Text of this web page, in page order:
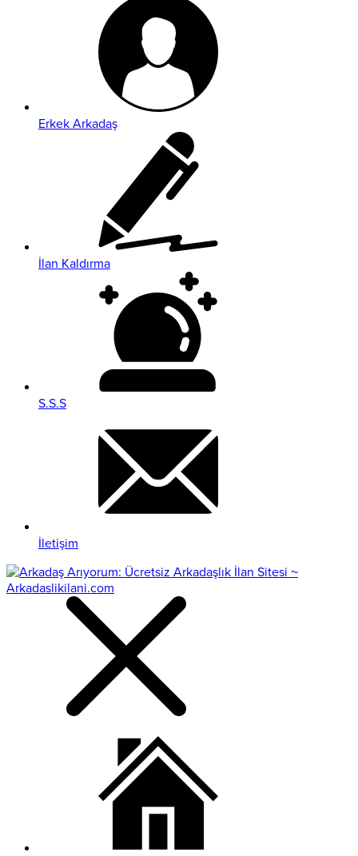
Erkek Arkadaş
İlan Kaldırma
S.S.S
İletişim